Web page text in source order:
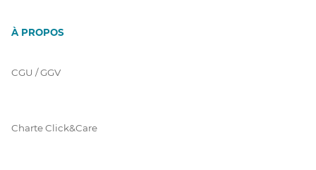
À PROPOS
CGU / GGV
Charte Click&Care